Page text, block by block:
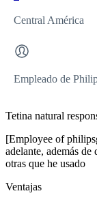
Central América
Empleado de
Tetina natural
[Employee of
adelante, además
otras que he usado
Ventajas